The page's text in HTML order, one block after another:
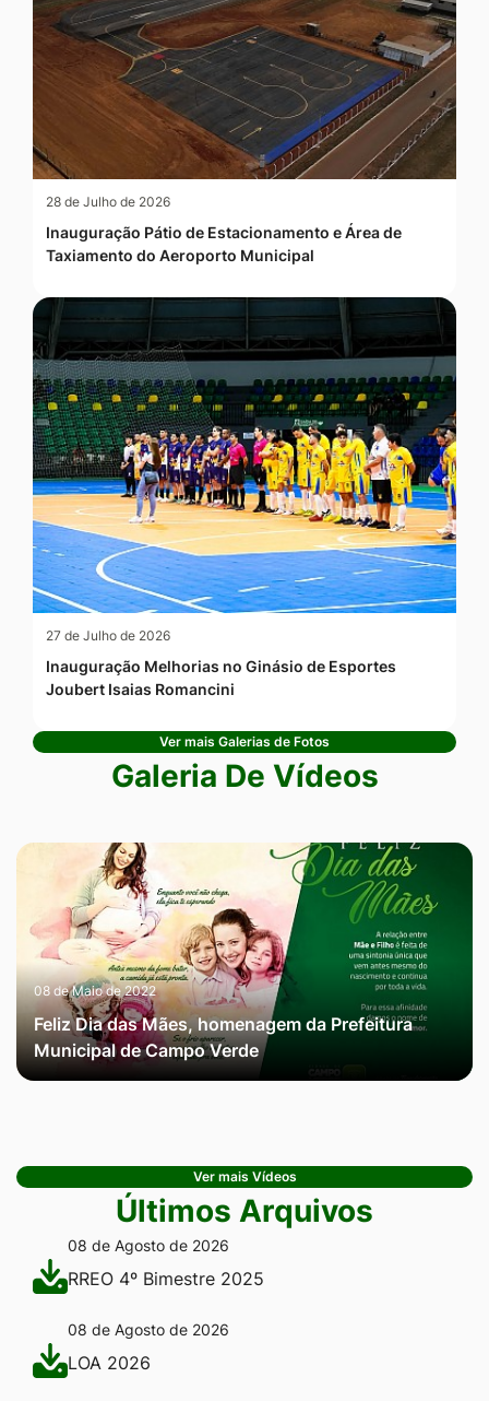
28 de Julho de 2026
Inauguração Pátio de Estacionamento e Área de
Taxiamento do Aeroporto Municipal
27 de Julho de 2026
Inauguração Melhorias no Ginásio de Esportes
Joubert Isaias Romancini
Ver mais Galerias de Fotos
Galeria De Vídeos
08 de Maio de 2022
Feliz Dia das Mães, homenagem da Prefeitura
Municipal de Campo Verde
Ver mais Vídeos
Últimos Arquivos
08 de Agosto de 2026
RREO 4º Bimestre 2025
08 de Agosto de 2026
LOA 2026